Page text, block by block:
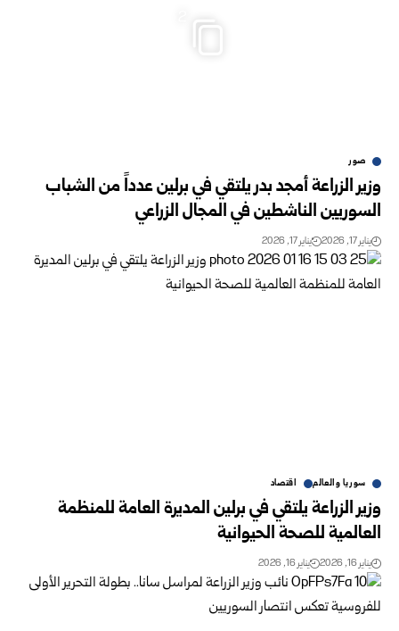
صور
وزير الزراعة أمجد بدر يلتقي في برلين عدداً من الشباب
السوريين الناشطين في المجال الزراعي
يناير 17, 2026 يناير 17, 2026
سوريا والعالم اقتصاد
وزير الزراعة يلتقي في برلين المديرة العامة للمنظمة
العالمية للصحة الحيوانية
يناير 16, 2026 يناير 16, 2026